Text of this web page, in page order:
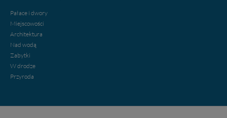
Pałace i dwory
Miejscowości
Architektura
Nad wodą
Zabytki
W drodze
Przyroda